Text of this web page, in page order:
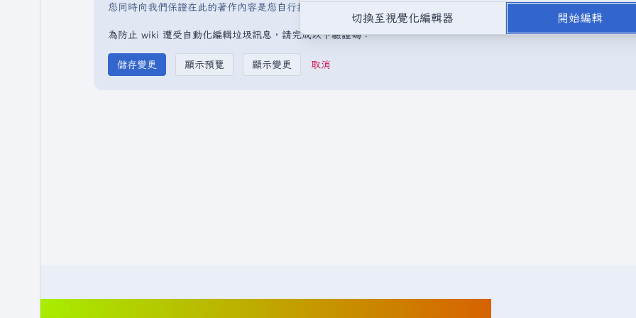
您同時向我們保證在此的著作內容是您自行撰寫，或是取自不受版權保護的公開領域或自由資源。請勿在未經授權的情況
為防止 wiki 遭受自動化編輯垃圾訊息，請完成以下驗證碼：
取消
切換至視覺化編輯器 開始編輯